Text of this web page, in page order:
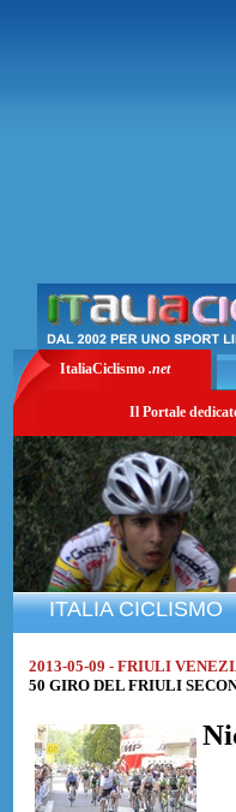
ItaliaCiclismo .net
Il Portale
ITALIA CICLISMO
2013-05-09 - FRIULI
50 GIRO DEL FRIULI